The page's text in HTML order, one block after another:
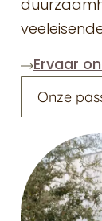
Ervaar
Onze